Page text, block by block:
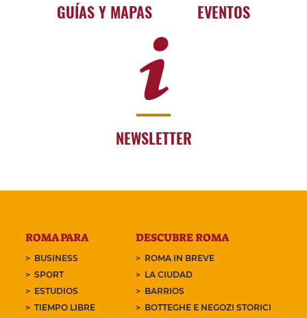
GUÍAS Y MAPAS EVENTOS
NEWSLETTER
ROMA PARA
BUSINESS
SPORT
ESTUDIOS
TIEMPO LIBRE
DESCUBRE ROMA
ROMA IN BREVE
LA CIUDAD
BARRIOS
BOTTEGHE E NEGOZI STORICI